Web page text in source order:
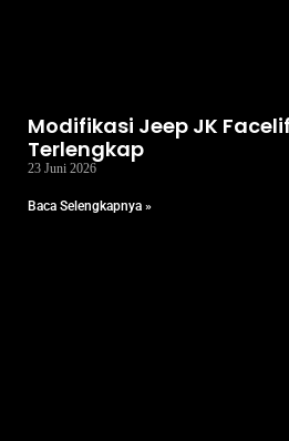
Modifikasi Jeep JK
Terlengkap
23 Juni 2026
Baca Selengkapnya »